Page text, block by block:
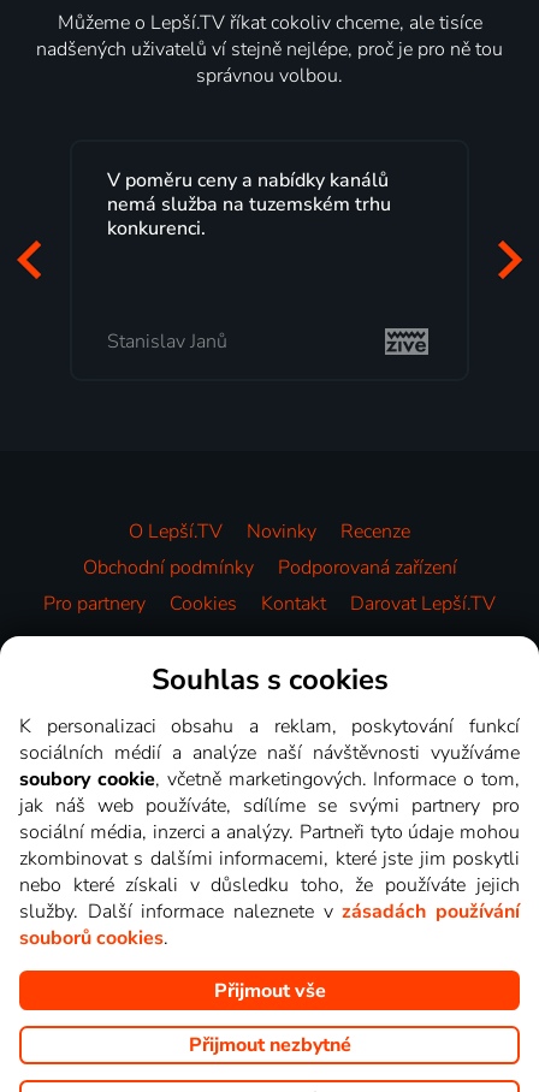
Můžeme o Lepší.TV říkat cokoliv chceme, ale tisíce
nadšených uživatelů ví stejně nejlépe, proč je pro ně tou
správnou volbou.
Lepší.TV sleduji už několik let s
maximální spokojeností. Velký výběr
programů a nemuset běžet k TV na
Milada Tomešová
O Lepší.TV Novinky
Recenze
Obchodní podmínky
Podporovaná zařízení
Pro partnery
Cookies Kontakt Darovat Lepší.TV
Videotéka
Copyright © goNET s.r.o. Na tomto webu jsou zobrazovány
obrázky z pořadů TV stanic, které můžete sledovat v Lepší.TV.
Souhlas s cookies
K personalizaci obsahu a reklam, poskytování funkcí
sociálních médií a analýze naší návštěvnosti využíváme
soubory cookie, včetně marketingových. Informace o tom,
jak náš web používáte, sdílíme se svými partnery pro
sociální média, inzerci a analýzy. Partneři tyto údaje mohou
zkombinovat s dalšími informacemi, které jste jim poskytli
nebo které získali v důsledku toho, že používáte jejich
služby. Další informace naleznete vzásadách používání
souborů cookies.
Přijmout vše
Přijmout nezbytné